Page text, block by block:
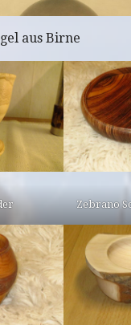
aus Birne
Zebrano